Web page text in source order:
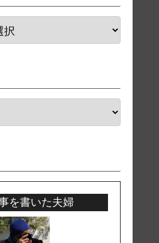
を書いた夫婦